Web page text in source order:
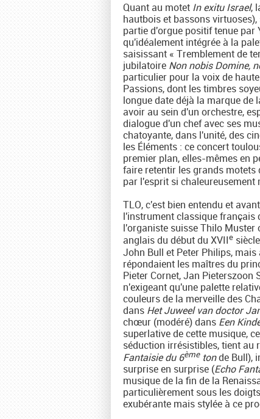
Quant au motet In exitu Israel,
hautbois et bassons
partie d'orgue positif tenue
qu'idéalement intégrée à la
saisissant « Tremblement de
jubilatoire Non nobis Domine,
particulier pour la voix de
Passions, dont les timbres
longue date déjà la marque de
avoir au sein d'un orchestre,
dialogue d'un chef avec ses
chatoyante, dans l'unité, des
les Éléments : ce concert
premier plan, elles-mêmes en
faire retentir les grands motets
par l'esprit si chaleureusement
TLO, c'est bien entendu et
l'instrument classique français
l'organiste suisse Thilo
anglais du début du XVIIe
John Bull et Peter Philips,
répondaient les maîtres du
Pieter Cornet, Jan
n'exigeant qu'une palette
couleurs de la merveille des
dans Het Juweel van doctor
chœur (modéré) dans Een
superlative de cette musique,
séduction irrésistibles, tient au
Fantaisie du 6èmetonde Bull),
surprise en surprise (Echo
musique de la fin de la
particulièrement sous les
exubérante mais stylée à ce